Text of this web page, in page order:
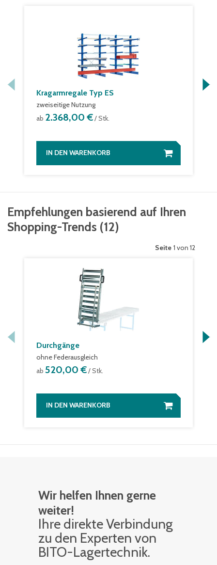
Kragarmregale Typ ES
zweiseitige Nutzung
ab 2.368,00 €/ Stk.
IN DEN WARENKORB
Empfehlungen basierend auf Ihren
Shopping-Trends (12)
Seite 1 von 12
Durchgänge
ohne Federausgleich
ab 520,00 €/ Stk.
IN DEN WARENKORB
Wir helfen Ihnen gerne
weiter!
Ihre di­rek­te Ver­bin­dung
zu den Ex­per­ten von
BITO-La­ger­tech­nik.